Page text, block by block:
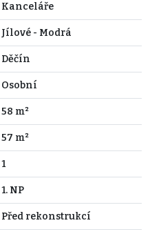
Kanceláře
Jílové - Modrá
Děčín
Osobní
58 m²
57 m²
1
1. NP
Před rekonstrukcí